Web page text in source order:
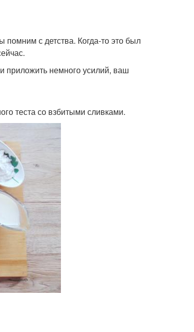
помним с детства. Когда-то это был
приложить немного усилий, ваш
теста со взбитыми сливками.